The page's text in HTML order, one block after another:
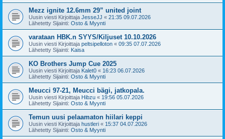
Mezz ignite 12.6mm 29” united joint
Uusin viesti Kirjoittaja JesseJJ « 21:35 09.07.2026
Lähetetty Sijainti: Osto & Myynti
varataan HBK.n SYYS/Kiljuset 10.10.2026
Uusin viesti Kirjoittaja peltsipelloton « 09:35 07.07.2026
Lähetetty Sijainti: Kaisa
KO Brothers Jump Cue 2025
Uusin viesti Kirjoittaja Kalet0 « 16:23 06.07.2026
Lähetetty Sijainti: Osto & Myynti
Meucci 97-21, Meucci bägi, jatkopala.
Uusin viesti Kirjoittaja Hibzu « 19:56 05.07.2026
Lähetetty Sijainti: Osto & Myynti
Temun uusi pelaamaton hiilari keppi
Uusin viesti Kirjoittaja hustleri « 15:37 04.07.2026
Lähetetty Sijainti: Osto & Myynti